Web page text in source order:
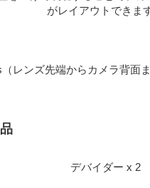
がレイアウトできま
（レンズ先端からカメラ背
デバイダー x 2